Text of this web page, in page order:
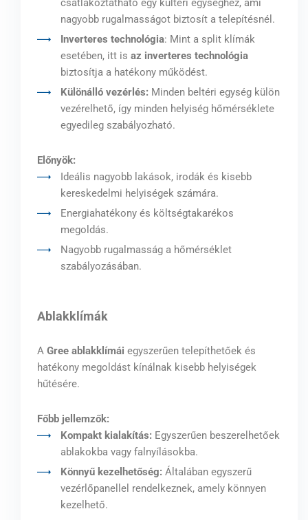
csatlakoztatható egy kültéri egységhez, ami
nagyobb rugalmasságot biztosít a telepítésnél.
Inverteres technológia: Mint a split klímák
esetében, itt is az inverteres technológia
biztosítja a hatékony működést.
Különálló vezérlés: Minden beltéri egység külön
vezérelhető, így minden helyiség hőmérséklete
egyedileg szabályozható.
Előnyök:
Ideális nagyobb lakások, irodák és kisebb
kereskedelmi helyiségek számára.
Energiahatékony és költségtakarékos
megoldás.
Nagyobb rugalmasság a hőmérséklet
szabályozásában.
Ablakklímák
A Gree ablakklímái egyszerűen telepíthetőek és
hatékony megoldást kínálnak kisebb helyiségek
hűtésére.
Főbb jellemzők:
Kompakt kialakítás: Egyszerűen beszerelhetőek
ablakokba vagy falnyílásokba.
Könnyű kezelhetőség: Általában egyszerű
vezérlőpanellel rendelkeznek, amely könnyen
kezelhető.